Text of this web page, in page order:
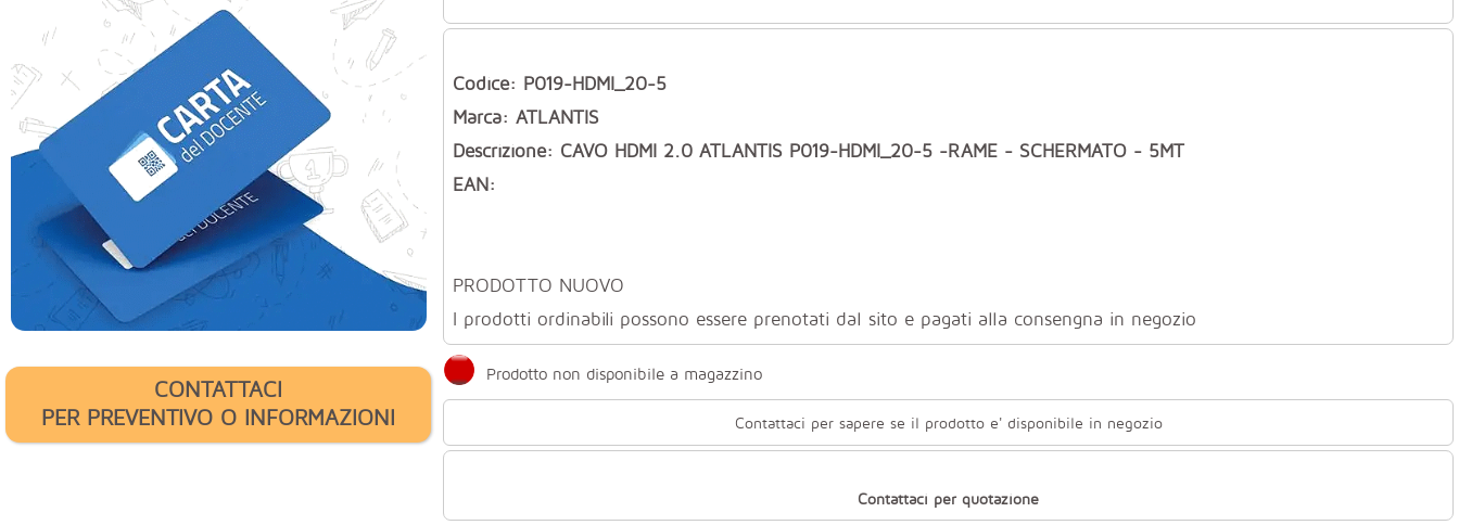
CONTATTACI
PER PREVENTIVO O INFORMAZIONI
Codice: P019-HDMI_20-5
Marca: ATLANTIS
Descrizione: CAVO HDMI 2.0 ATLANTIS P019-HDMI_20-5 -RAME - SCHERMATO - 5MT
EAN:
PRODOTTO NUOVO
I prodotti ordinabili possono essere prenotati dal sito e pagati alla consengna in negozio
Prodotto non disponibile a magazzino
Contattaci per sapere se il prodotto e' disponibile in negozio
Contattaci per quotazione